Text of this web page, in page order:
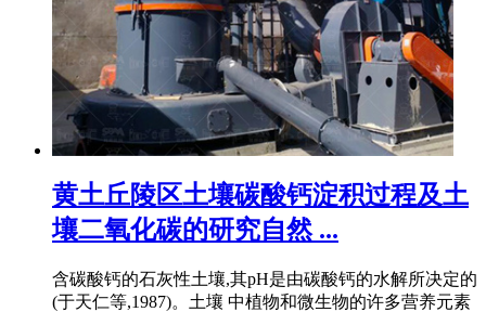
黄土丘陵区土壤碳酸钙淀积过程及土
壤二氧化碳的研究自然 ...
含碳酸钙的石灰性土壤,其pH是由碳酸钙的水解所决定的
(于天仁等,1987)。土壤 中植物和微生物的许多营养元素